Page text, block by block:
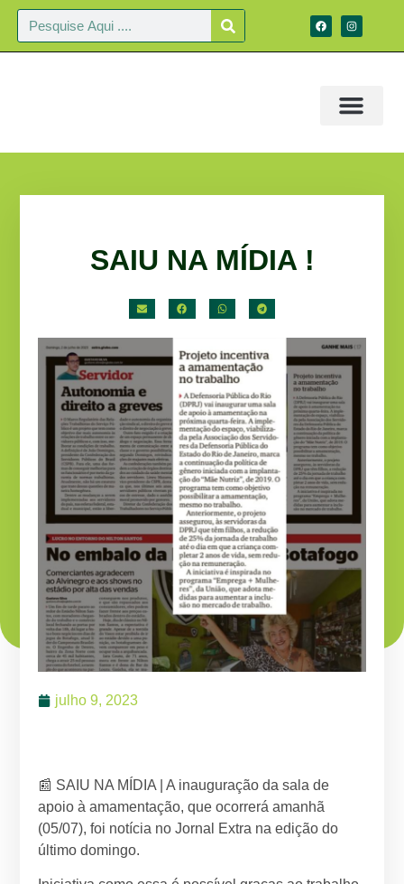
SAIU NA MÍDIA !
julho 9, 2023
📰 SAIU NA MÍDIA | A inauguração da sala de
apoio à amamentação, que ocorrerá amanhã
(05/07), foi notícia no Jornal Extra na edição do
último domingo.